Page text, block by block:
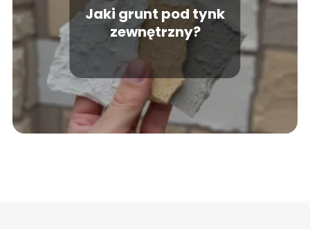
Jaki grunt pod tynk
zewnętrzny?